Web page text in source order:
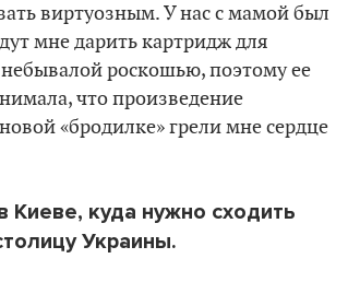
виртуозным. У нас с мамой был
мне дарить картридж для
роскошью, поэтому ее
что произведение
«бродилке» грели мне сердце
Киеве, куда нужно сходить
Украины.